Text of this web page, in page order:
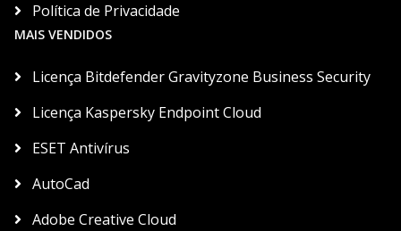
Política de Privacidade
MAIS VENDIDOS
Licença Bitdefender Gravityzone Business Security
Licença Kaspersky Endpoint Cloud
ESET Antivírus
AutoCad
Adobe Creative Cloud